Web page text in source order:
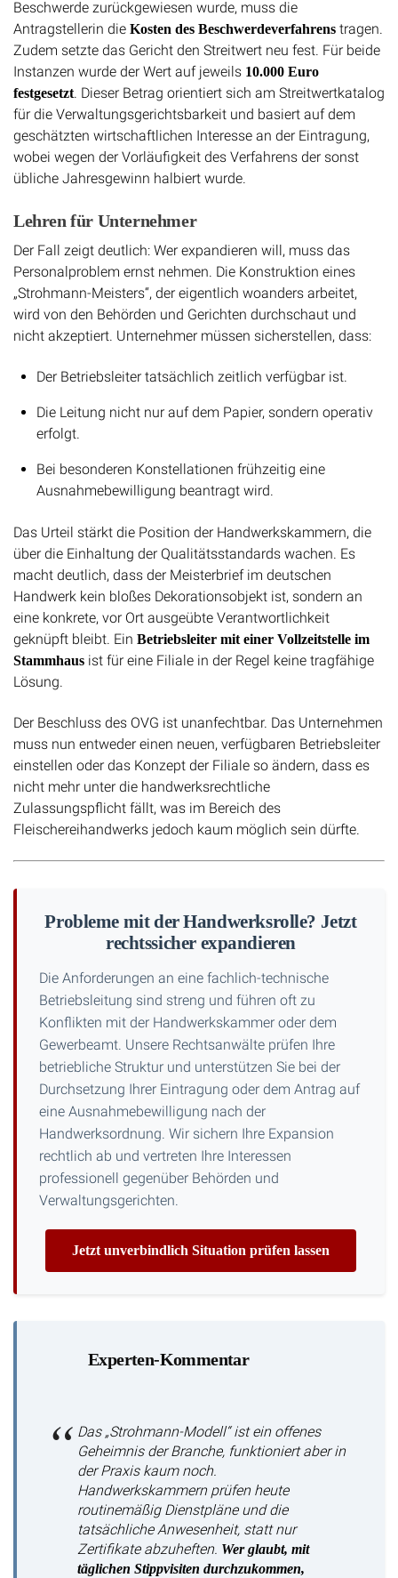
Beschwerde zurückgewiesen wurde, muss die
Antragstellerin die Kosten des Beschwerdeverfahrens tragen.
Zudem setzte das Gericht den Streitwert neu fest. Für beide
Instanzen wurde der Wert auf jeweils 10.000 Euro
festgesetzt. Dieser Betrag orientiert sich am Streitwertkatalog
für die Verwaltungsgerichtsbarkeit und basiert auf dem
geschätzten wirtschaftlichen Interesse an der Eintragung,
wobei wegen der Vorläufigkeit des Verfahrens der sonst
übliche Jahresgewinn halbiert wurde.
Lehren für Unternehmer
Der Fall zeigt deutlich: Wer expandieren will, muss das
Personalproblem ernst nehmen. Die Konstruktion eines
„Strohmann-Meisters“, der eigentlich woanders arbeitet,
wird von den Behörden und Gerichten durchschaut und
nicht akzeptiert. Unternehmer müssen sicherstellen, dass:
Der Betriebsleiter tatsächlich zeitlich verfügbar ist.
Die Leitung nicht nur auf dem Papier, sondern operativ
erfolgt.
Bei besonderen Konstellationen frühzeitig eine
Ausnahmebewilligung beantragt wird.
Das Urteil stärkt die Position der Handwerkskammern, die
über die Einhaltung der Qualitätsstandards wachen. Es
macht deutlich, dass der Meisterbrief im deutschen
Handwerk kein bloßes Dekorationsobjekt ist, sondern an
eine konkrete, vor Ort ausgeübte Verantwortlichkeit
geknüpft bleibt. Ein Betriebsleiter mit einer Vollzeitstelle im
Stammhaus ist für eine Filiale in der Regel keine tragfähige
Lösung.
Der Beschluss des OVG ist unanfechtbar. Das Unternehmen
muss nun entweder einen neuen, verfügbaren Betriebsleiter
einstellen oder das Konzept der Filiale so ändern, dass es
nicht mehr unter die handwerksrechtliche
Zulassungspflicht fällt, was im Bereich des
Fleischereihandwerks jedoch kaum möglich sein dürfte.
Probleme mit der Handwerksrolle? Jetzt
rechtssicher expandieren
Die Anforderungen an eine fachlich-technische
Betriebsleitung sind streng und führen oft zu
Konflikten mit der Handwerkskammer oder dem
Gewerbeamt. Unsere Rechtsanwälte prüfen Ihre
betriebliche Struktur und unterstützen Sie bei der
Durchsetzung Ihrer Eintragung oder dem Antrag auf
eine Ausnahmebewilligung nach der
Handwerksordnung. Wir sichern Ihre Expansion
rechtlich ab und vertreten Ihre Interessen
professionell gegenüber Behörden und
Verwaltungsgerichten.
Jetzt unverbindlich Situation prüfen lassen
Experten-Kommentar
Das „Strohmann-Modell“ ist ein offenes
Geheimnis der Branche, funktioniert aber in
der Praxis kaum noch.
Handwerkskammern prüfen heute
routinemäßig Dienstpläne und die
tatsächliche Anwesenheit, statt nur
Zertifikate abzuheften. Wer glaubt, mit
täglichen Stippvisiten durchzukommen,